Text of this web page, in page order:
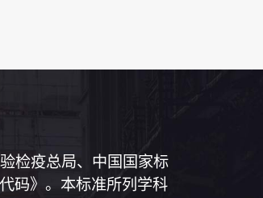
检疫总局、中国国家标
码》。本标准所列学科